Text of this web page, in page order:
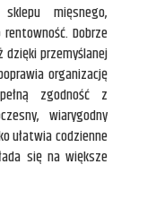
mięsnego,
Dobrze
przemyślanej
organizację
zgodność z
wiarygodny
ułatwia codzienne
się na większe